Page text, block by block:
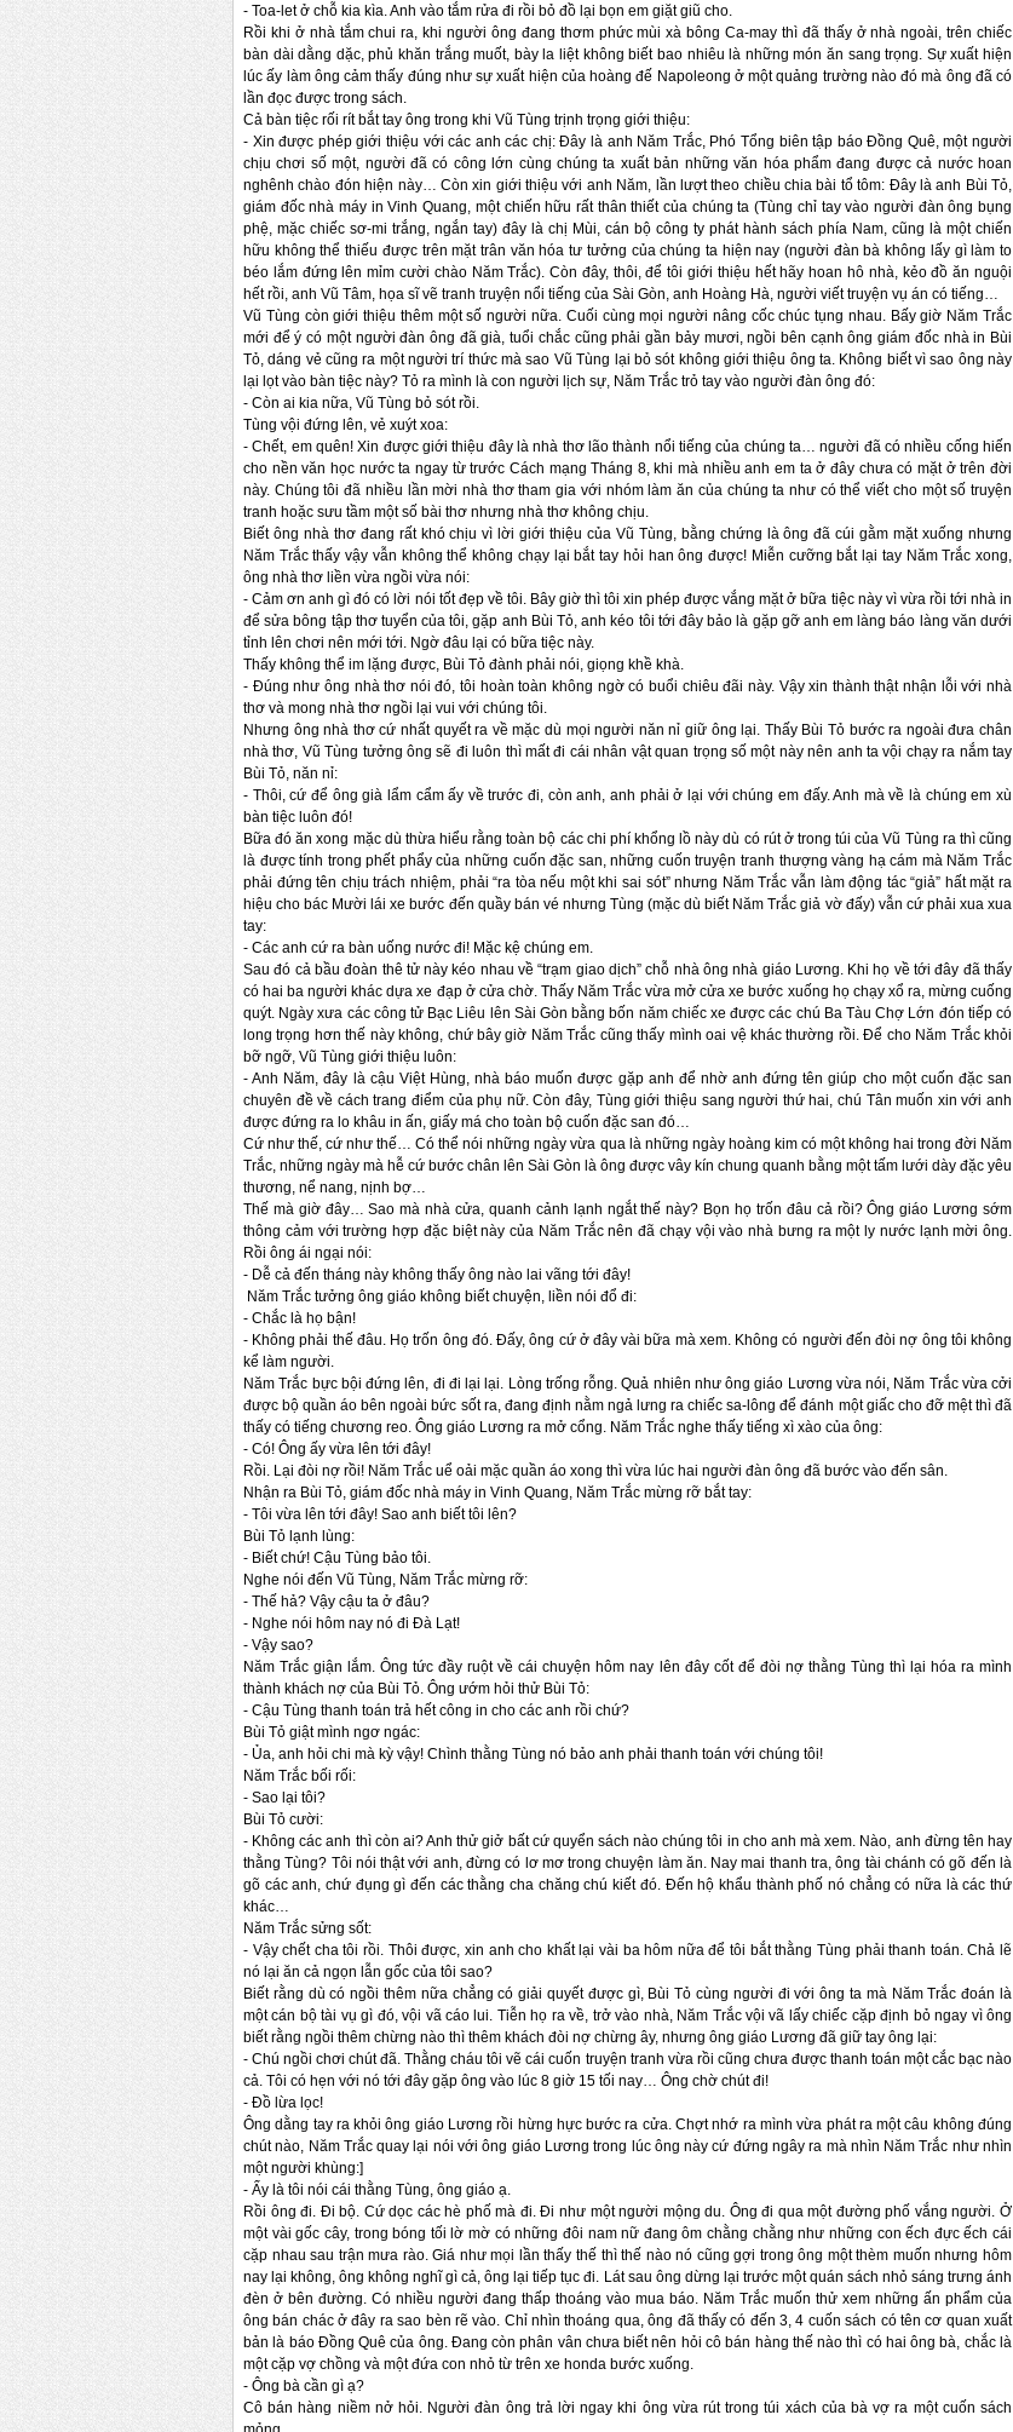
- Toa-let ở chỗ kia kìa. Anh vào tắm rửa đi rồi bỏ đồ lại bọn em giặt giũ cho.
Rồi khi ở nhà tắm chui ra, khi người ông đang thơm phức mùi xà bông Ca-may thì đã thấy ở nhà ngoài, trên chiếc
bàn dài dằng dặc, phủ khăn trắng muốt, bày la liệt không biết bao nhiêu là những món ăn sang trọng. Sự xuất hiện
lúc ấy làm ông cảm thấy đúng như sự xuất hiện của hoàng đế Napoleong ở một quảng trường nào đó mà ông đã có
lần đọc được trong sách.
Cả bàn tiệc rối rít bắt tay ông trong khi Vũ Tùng trịnh trọng giới thiệu:
- Xin được phép giới thiệu với các anh các chị: Đây là anh Năm Trắc, Phó Tổng biên tập báo Đồng Quê, một người
chịu chơi số một, người đã có công lớn cùng chúng ta xuất bản những văn hóa phẩm đang được cả nước hoan
nghênh chào đón hiện này… Còn xin giới thiệu với anh Năm, lần lượt theo chiều chia bài tổ tôm: Đây là anh Bùi Tỏ,
giám đốc nhà máy in Vinh Quang, một chiến hữu rất thân thiết của chúng ta (Tùng chỉ tay vào người đàn ông bụng
phệ, mặc chiếc sơ-mi trắng, ngắn tay) đây là chị Mùi, cán bộ công ty phát hành sách phía Nam, cũng là một chiến
hữu không thể thiếu được trên mặt trân văn hóa tư tưởng của chúng ta hiện nay (người đàn bà không lấy gì làm to
béo lắm đứng lên mỉm cười chào Năm Trắc). Còn đây, thôi, để tôi giới thiệu hết hãy hoan hô nhà, kẻo đồ ăn nguội
hết rồi, anh Vũ Tâm, họa sĩ vẽ tranh truyện nổi tiếng của Sài Gòn, anh Hoàng Hà, người viết truyện vụ án có tiếng…
Vũ Tùng còn giới thiệu thêm một số người nữa. Cuối cùng mọi người nâng cốc chúc tụng nhau. Bấy giờ Năm Trắc
mới để ý có một người đàn ông đã già, tuổi chắc cũng phải gần bảy mươi, ngồi bên cạnh ông giám đốc nhà in Bùi
Tỏ, dáng vẻ cũng ra một người trí thức mà sao Vũ Tùng lại bỏ sót không giới thiệu ông ta. Không biết vì sao ông này
lại lọt vào bàn tiệc này? Tỏ ra mình là con người lịch sự, Năm Trắc trỏ tay vào người đàn ông đó:
- Còn ai kia nữa, Vũ Tùng bỏ sót rồi.
Tùng vội đứng lên, vẻ xuýt xoa:
- Chết, em quên! Xin được giới thiệu đây là nhà thơ lão thành nổi tiếng của chúng ta… người đã có nhiều cống hiến
cho nền văn học nước ta ngay từ trước Cách mạng Tháng 8, khi mà nhiều anh em ta ở đây chưa có mặt ở trên đời
này. Chúng tôi đã nhiều lần mời nhà thơ tham gia với nhóm làm ăn của chúng ta như có thể viết cho một số truyện
tranh hoặc sưu tầm một số bài thơ nhưng nhà thơ không chịu.
Biết ông nhà thơ đang rất khó chịu vì lời giới thiệu của Vũ Tùng, bằng chứng là ông đã cúi gằm mặt xuống nhưng
Năm Trắc thấy vậy vẫn không thể không chạy lại bắt tay hỏi han ông được! Miễn cưỡng bắt lại tay Năm Trắc xong,
ông nhà thơ liền vừa ngồi vừa nói:
- Cảm ơn anh gì đó có lời nói tốt đẹp về tôi. Bây giờ thì tôi xin phép được vắng mặt ở bữa tiệc này vì vừa rồi tới nhà in
để sửa bông tập thơ tuyển của tôi, gặp anh Bùi Tỏ, anh kéo tôi tới đây bảo là gặp gỡ anh em làng báo làng văn dưới
tỉnh lên chơi nên mới tới. Ngờ đâu lại có bữa tiệc này.
Thấy không thể im lặng được, Bùi Tỏ đành phải nói, giọng khề khà.
- Đúng như ông nhà thơ nói đó, tôi hoàn toàn không ngờ có buổi chiêu đãi này. Vậy xin thành thật nhận lỗi với nhà
thơ và mong nhà thơ ngồi lại vui với chúng tôi.
Nhưng ông nhà thơ cứ nhất quyết ra về mặc dù mọi người năn nỉ giữ ông lại. Thấy Bùi Tỏ bước ra ngoài đưa chân
nhà thơ, Vũ Tùng tưởng ông sẽ đi luôn thì mất đi cái nhân vật quan trọng số một này nên anh ta vội chạy ra nắm tay
Bùi Tỏ, năn nỉ:
- Thôi, cứ để ông già lẩm cẩm ấy về trước đi, còn anh, anh phải ở lại với chúng em đấy. Anh mà về là chúng em xù
bàn tiệc luôn đó!
Bữa đó ăn xong mặc dù thừa hiểu rằng toàn bộ các chi phí khổng lồ này dù có rút ở trong túi của Vũ Tùng ra thì cũng
là được tính trong phết phẩy của những cuốn đặc san, những cuốn truyện tranh thượng vàng hạ cám mà Năm Trắc
phải đứng tên chịu trách nhiệm, phải “ra tòa nếu một khi sai sót” nhưng Năm Trắc vẫn làm động tác “giả” hất mặt ra
hiệu cho bác Mười lái xe bước đến quầy bán vé nhưng Tùng (mặc dù biết Năm Trắc giả vờ đấy) vẫn cứ phải xua xua
tay:
- Các anh cứ ra bàn uống nước đi! Mặc kệ chúng em.
Sau đó cả bầu đoàn thê tử này kéo nhau về “trạm giao dịch” chỗ nhà ông nhà giáo Lương. Khi họ về tới đây đã thấy
có hai ba người khác dựa xe đạp ở cửa chờ. Thấy Năm Trắc vừa mở cửa xe bước xuống họ chạy xổ ra, mừng cuống
quýt. Ngày xưa các công tử Bạc Liêu lên Sài Gòn bằng bốn năm chiếc xe được các chú Ba Tàu Chợ Lớn đón tiếp có
long trọng hơn thế này không, chứ bây giờ Năm Trắc cũng thấy mình oai vệ khác thường rồi. Để cho Năm Trắc khỏi
bỡ ngỡ, Vũ Tùng giới thiệu luôn:
- Anh Năm, đây là cậu Việt Hùng, nhà báo muốn được gặp anh để nhờ anh đứng tên giúp cho một cuốn đặc san
chuyên đề về cách trang điểm của phụ nữ. Còn đây, Tùng giới thiệu sang người thứ hai, chú Tân muốn xin với anh
được đứng ra lo khâu in ấn, giấy má cho toàn bộ cuốn đặc san đó…
Cứ như thế, cứ như thế… Có thể nói những ngày vừa qua là những ngày hoàng kim có một không hai trong đời Năm
Trắc, những ngày mà hễ cứ bước chân lên Sài Gòn là ông được vây kín chung quanh bằng một tấm lưới dày đặc yêu
thương, nể nang, nịnh bợ…
Thế mà giờ đây… Sao mà nhà cửa, quanh cảnh lạnh ngắt thế này? Bọn họ trốn đâu cả rồi? Ông giáo Lương sớm
thông cảm với trường hợp đặc biệt này của Năm Trắc nên đã chạy vội vào nhà bưng ra một ly nước lạnh mời ông.
Rồi ông ái ngại nói:
- Dễ cả đến tháng này không thấy ông nào lai vãng tới đây!
Năm Trắc tưởng ông giáo không biết chuyện, liền nói đổ đi:
- Chắc là họ bận!
- Không phải thế đâu. Họ trốn ông đó. Đấy, ông cứ ở đây vài bữa mà xem. Không có người đến đòi nợ ông tôi không
kể làm người.
Năm Trắc bực bội đứng lên, đi đi lại lại. Lòng trống rỗng. Quả nhiên như ông giáo Lương vừa nói, Năm Trắc vừa cởi
được bộ quần áo bên ngoài bức sốt ra, đang định nằm ngả lưng ra chiếc sa-lông để đánh một giấc cho đỡ mệt thì đã
thấy có tiếng chương reo. Ông giáo Lương ra mở cổng. Năm Trắc nghe thấy tiếng xì xào của ông:
- Có! Ông ấy vừa lên tới đây!
Rồi. Lại đòi nợ rồi! Năm Trắc uể oải mặc quần áo xong thì vừa lúc hai người đàn ông đã bước vào đến sân.
Nhận ra Bùi Tỏ, giám đốc nhà máy in Vinh Quang, Năm Trắc mừng rỡ bắt tay:
- Tôi vừa lên tới đây! Sao anh biết tôi lên?
Bùi Tỏ lạnh lùng:
- Biết chứ! Cậu Tùng bảo tôi.
Nghe nói đến Vũ Tùng, Năm Trắc mừng rỡ:
- Thế hả? Vậy cậu ta ở đâu?
- Nghe nói hôm nay nó đi Đà Lạt!
- Vậy sao?
Năm Trắc giận lắm. Ông tức đầy ruột về cái chuyện hôm nay lên đây cốt để đòi nợ thằng Tùng thì lại hóa ra mình
thành khách nợ của Bùi Tỏ. Ông ướm hỏi thử Bùi Tỏ:
- Cậu Tùng thanh toán trả hết công in cho các anh rồi chứ?
Bùi Tỏ giật mình ngơ ngác:
- Ủa, anh hỏi chi mà kỳ vậy! Chình thằng Tùng nó bảo anh phải thanh toán với chúng tôi!
Năm Trắc bối rối:
- Sao lại tôi?
Bùi Tỏ cười:
- Không các anh thì còn ai? Anh thử giở bất cứ quyển sách nào chúng tôi in cho anh mà xem. Nào, anh đừng tên hay
thằng Tùng? Tôi nói thật với anh, đừng có lơ mơ trong chuyện làm ăn. Nay mai thanh tra, ông tài chánh có gõ đến là
gõ các anh, chứ đụng gì đến các thằng cha chăng chú kiết đó. Đến hộ khẩu thành phố nó chẳng có nữa là các thứ
khác…
Năm Trắc sửng sốt:
- Vậy chết cha tôi rồi. Thôi được, xin anh cho khất lại vài ba hôm nữa để tôi bắt thằng Tùng phải thanh toán. Chả lẽ
nó lại ăn cả ngọn lẫn gốc của tôi sao?
Biết rằng dù có ngồi thêm nữa chẳng có giải quyết được gì, Bùi Tỏ cùng người đi với ông ta mà Năm Trắc đoán là
một cán bộ tài vụ gì đó, vội vã cáo lui. Tiễn họ ra về, trở vào nhà, Năm Trắc vội vã lấy chiếc cặp định bỏ ngay vì ông
biết rằng ngồi thêm chừng nào thì thêm khách đòi nợ chừng ây, nhưng ông giáo Lương đã giữ tay ông lại:
- Chú ngồi chơi chút đã. Thằng cháu tôi vẽ cái cuốn truyện tranh vừa rồi cũng chưa được thanh toán một cắc bạc nào
cả. Tôi có hẹn với nó tới đây gặp ông vào lúc 8 giờ 15 tối nay… Ông chờ chút đi!
- Đồ lừa lọc!
Ông dằng tay ra khỏi ông giáo Lương rồi hừng hực bước ra cửa. Chợt nhớ ra mình vừa phát ra một câu không đúng
chút nào, Năm Trắc quay lại nói với ông giáo Lương trong lúc ông này cứ đứng ngây ra mà nhìn Năm Trắc như nhìn
một người khùng:]
- Ấy là tôi nói cái thằng Tùng, ông giáo ạ.
Rồi ông đi. Đi bộ. Cứ dọc các hè phố mà đi. Đi như một người mộng du. Ông đi qua một đường phố vắng người. Ở
một vài gốc cây, trong bóng tối lờ mờ có những đôi nam nữ đang ôm chằng chằng như những con ếch đực ếch cái
cặp nhau sau trận mưa rào. Giá như mọi lần thấy thế thì thế nào nó cũng gợi trong ông một thèm muốn nhưng hôm
nay lại không, ông không nghĩ gì cả, ông lại tiếp tục đi. Lát sau ông dừng lại trước một quán sách nhỏ sáng trưng ánh
đèn ở bên đường. Có nhiều người đang thấp thoáng vào mua báo. Năm Trắc muốn thử xem những ấn phẩm của
ông bán chác ở đây ra sao bèn rẽ vào. Chỉ nhìn thoáng qua, ông đã thấy có đến 3, 4 cuốn sách có tên cơ quan xuất
bản là báo Đồng Quê của ông. Đang còn phân vân chưa biết nên hỏi cô bán hàng thế nào thì có hai ông bà, chắc là
một cặp vợ chồng và một đứa con nhỏ từ trên xe honda bước xuống.
- Ông bà cần gì ạ?
Cô bán hàng niềm nở hỏi. Người đàn ông trả lời ngay khi ông vừa rút trong túi xách của bà vợ ra một cuốn sách